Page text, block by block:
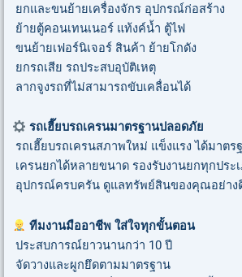
ยกและขนย้ายเครื่องจักร อุปกรณ์ก่อสร้าง
ย้ายตู้คอนเทนเนอร์ แท้งค์น้ำ ตู้ไฟ
ขนย้ายเฟอร์นิเจอร์ สินค้า ย้ายโกดัง
ยกรถเสีย รถประสบอุบัติเหตุ
ลากจูงรถที่ไม่สามารถขับเคลื่อนได้
รถเฮี๊ยบรถเครนมาตรฐานปลอดภัย
รถเฮี๊ยบรถเครนสภาพใหม่ แข็งแรง ได้มาตร
เครนยกได้หลายขนาด รองรับงานยกทุกประ
อุปกรณ์ครบครัน ดูแลทรัพย์สินของคุณอย่าง
ทีมงานมืออาชีพ ใส่ใจทุกขั้นตอน
ประสบการณ์ยาวนานกว่า 10 ปี
จัดวางและผูกยึดตามมาตรฐาน